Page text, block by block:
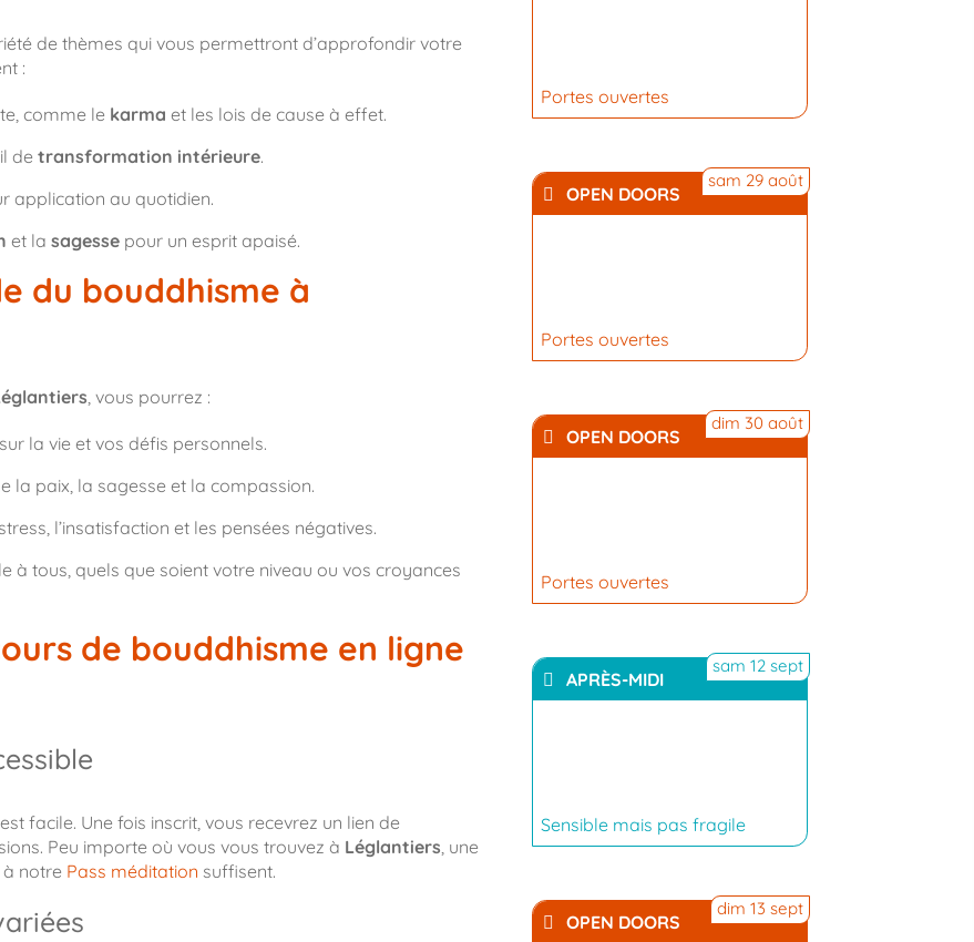
de thèmes qui vous permettront d’approfondir votre
:
comme le karma et les lois de cause à effet.
de transformation intérieure.
application au quotidien.
et la sagessepour un esprit apaisé.
du bouddhisme à
, vous pourrez :
la vie et vos défis personnels.
la paix, la sagesse et la compassion.
l’insatisfaction et les pensées négatives.
à tous, quels que soient votre niveau ou vos croyances
de bouddhisme en ligne
facile. Une fois inscrit, vous recevrez un lien de
Peu importe où vous vous trouvez à Léglantiers, une
notre Pass méditation suffisent.
Portes ouvertes
OPEN DOORS
sam 29 août
Portes ouvertes
OPEN DOORS
dim 30 août
Portes ouvertes
APRÈS-MIDI
sam 12 sept
Sensible mais pas fragile
OPEN DOORS
dim 13 sept